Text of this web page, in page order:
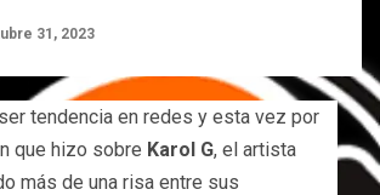
31, 2023
tendencia en redes y esta vez por
que hizo sobre Karol G, el artista
más de una risa entre sus